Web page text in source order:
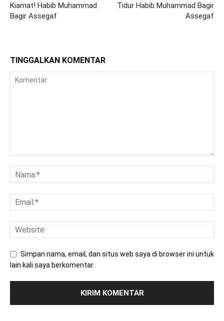
Kiamat! Habib Muhammad
Bagir Assegaf
Tidur Habib Muhammad Bagir
Assegaf
TINGGALKAN KOMENTAR
Simpan nama, email, dan situs web saya di browser ini untuk
lain kali saya berkomentar.